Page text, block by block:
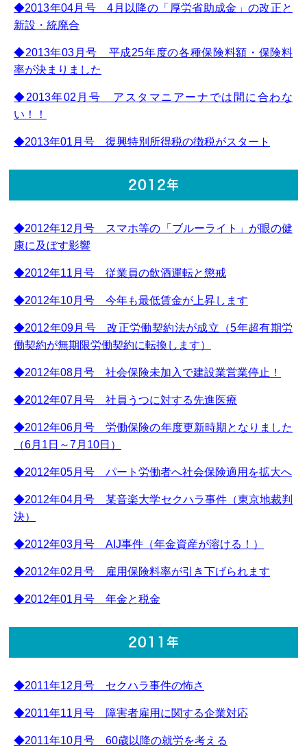
◆2013年04月号 4月以降の「厚労省助成金」の改正と
新設・統廃合
◆2013年03月号 平成25年度の各種保険料額・保険料
率が決まりました
◆2013年02月号 アスタマニアーナでは間に合わな
い！！
◆2013年01月号 復興特別所得税の徴税がスタート
2012年
◆2012年12月号 スマホ等の「ブルーライト」が眼の健
康に及ぼす影響
◆2012年11月号 従業員の飲酒運転と懲戒
◆2012年10月号 今年も最低賃金が上昇します
◆2012年09月号 改正労働契約法が成立（5年超有期労
働契約が無期限労働契約に転換します）
◆2012年08月号 社会保険未加入で建設業営業停止！
◆2012年07月号 社員うつに対する先進医療
◆2012年06月号 労働保険の年度更新時期となりました
（6月1日～7月10日）
◆2012年05月号 パート労働者へ社会保険適用を拡大へ
◆2012年04月号 某音楽大学セクハラ事件（東京地裁判
決）
◆2012年03月号 AIJ事件（年金資産が溶ける！）
◆2012年02月号 雇用保険料率が引き下げられます
◆2012年01月号 年金と税金
2011年
◆2011年12月号 セクハラ事件の怖さ
◆2011年11月号 障害者雇用に関する企業対応
◆2011年10月号 60歳以降の就労を考える